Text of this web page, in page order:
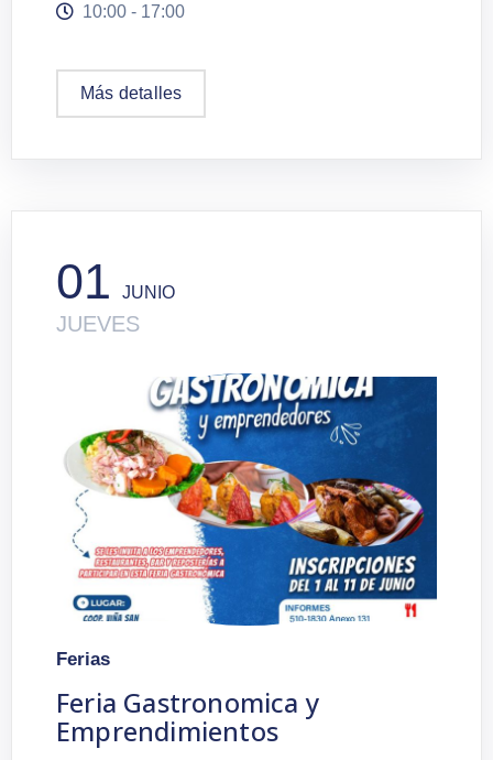
10:00 - 17:00
Más detalles
01JUNIO
JUEVES
Ferias
Feria Gastronomica y
Emprendimientos